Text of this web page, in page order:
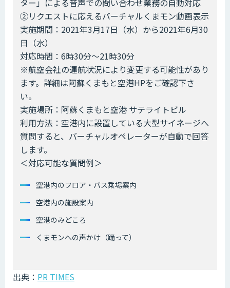
②リクエストに応えるバーチャルくまモン動画表示
実施期間：2021年3月17日（水）から2021年6月30
日（水）
対応時間：6時30分～21時30分
※航空会社の運航状況により変更する可能性があり
ます。詳細は阿蘇くまもと空港HPをご確認下さ
い。
実施場所：阿蘇くまもと空港 サテライトビル
利用方法：空港内に設置している大型サイネージへ
質問すると、バーチャルオペレーターが自動で回答
します。
＜対応可能な質問例＞
空港内のフロア・バス乗場案内
空港内の施設案内
空港のみどころ
くまモンへの声かけ（踊って）
出典： PR TIMES